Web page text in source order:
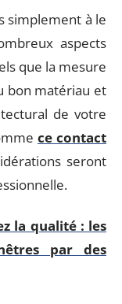
simplement à le
aspects
que la mesure
bon matériau et
de votre
ce contact
seront
la qualité : les
par des